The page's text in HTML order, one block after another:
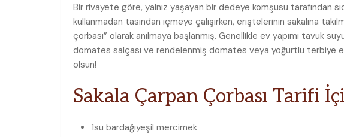
Bir rivayete göre, yalnız yaşayan bir dedeye komşusu tarafından
kullanmadan tasından içmeye çalışırken, eriştelerinin sakalına
çorbası” olarak anılmaya başlanmış. Genellikle ev yapımı tavuk
domates salçası ve rendelenmiş domates veya yoğurtlu terbiye
olsun!
Sakala Çarpan Çorbası Tarifi
1su bardağıyeşil mercimek